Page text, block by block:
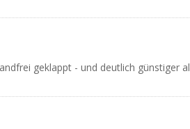
geklappt - und deutlich günstiger